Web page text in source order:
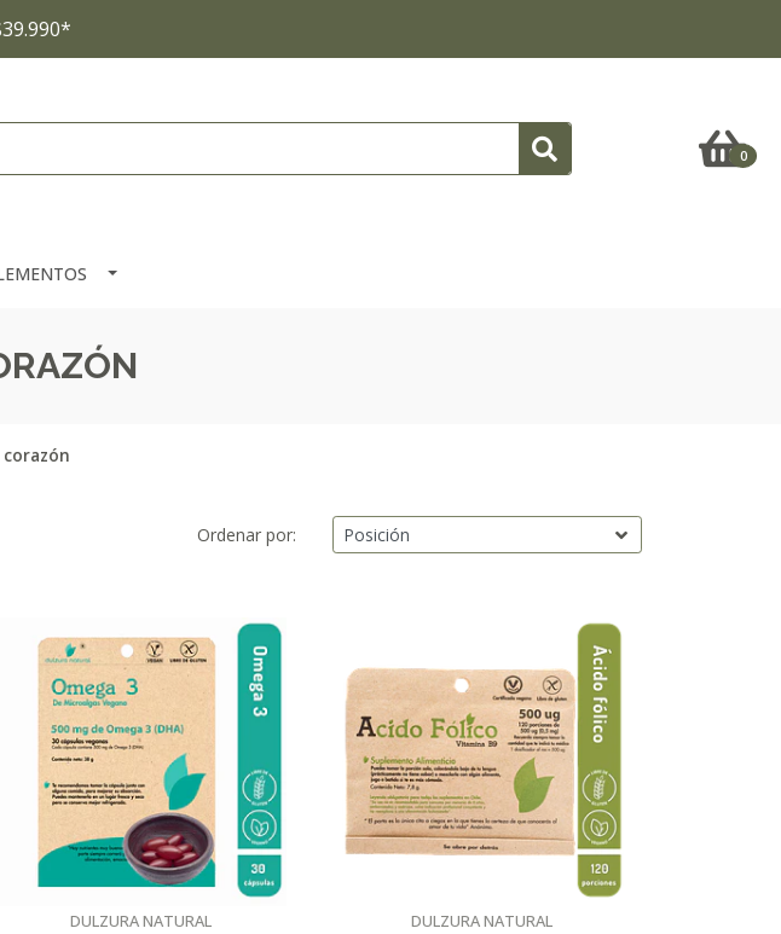
0
corazón
Ordenar por:
DULZURA NATURAL DULZURA NATURAL